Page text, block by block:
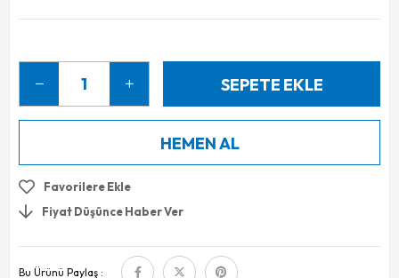
Favorilere Ekle
Fiyat Düşünce Haber Ver
Bu Ürünü Paylaş :